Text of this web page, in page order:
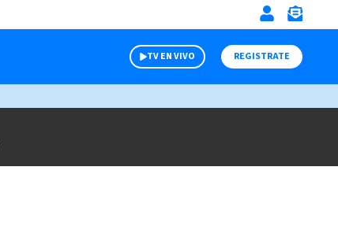
TV EN VIVO REGISTRATE